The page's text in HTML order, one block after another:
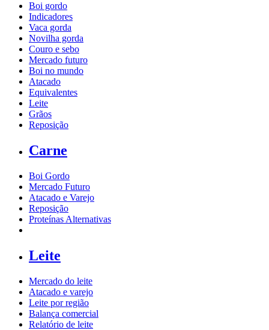
Boi gordo
Indicadores
Vaca gorda
Novilha gorda
Couro e sebo
Mercado futuro
Boi no mundo
Atacado
Equivalentes
Leite
Grãos
Reposição
Carne
Boi Gordo
Mercado Futuro
Atacado e Varejo
Reposição
Proteínas Alternativas
Leite
Mercado do leite
Atacado e varejo
Leite por região
Balança comercial
Relatório de leite